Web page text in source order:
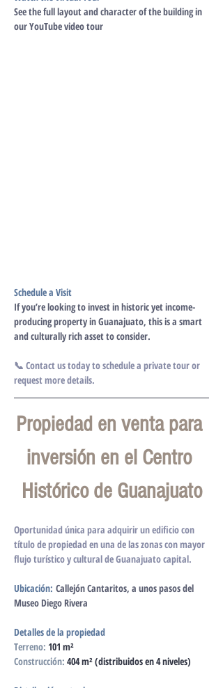
See the full layout and character of the building in
our YouTube video tour
Schedule a Visit
If you’re looking to invest in historic yet income-
producing property in Guanajuato, this is a smart
and culturally rich asset to consider.
📞 Contact us today to schedule a private tour or
request more details.
Propiedad en venta para
inversión en el Centro
Histórico de Guanajuato
Oportunidad única para adquirir un edificio con
título de propiedad en una de las zonas con mayor
flujo turístico y cultural de Guanajuato capital.
Ubicación: Callejón Cantaritos, a unos pasos del
Museo Diego Rivera
Detalles de la propiedad
Terreno: 101 m²
Construcción: 404 m² (distribuidos en 4 niveles)